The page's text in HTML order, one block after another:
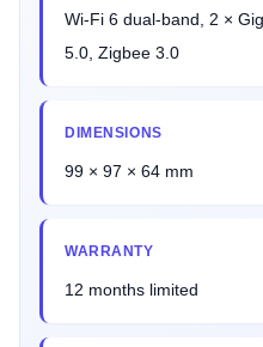
Wi-Fi 6 dual-band, 2 ×
5.0, Zigbee 3.0
DIMENSIONS
99 × 97 × 64 mm
WARRANTY
12 months limited